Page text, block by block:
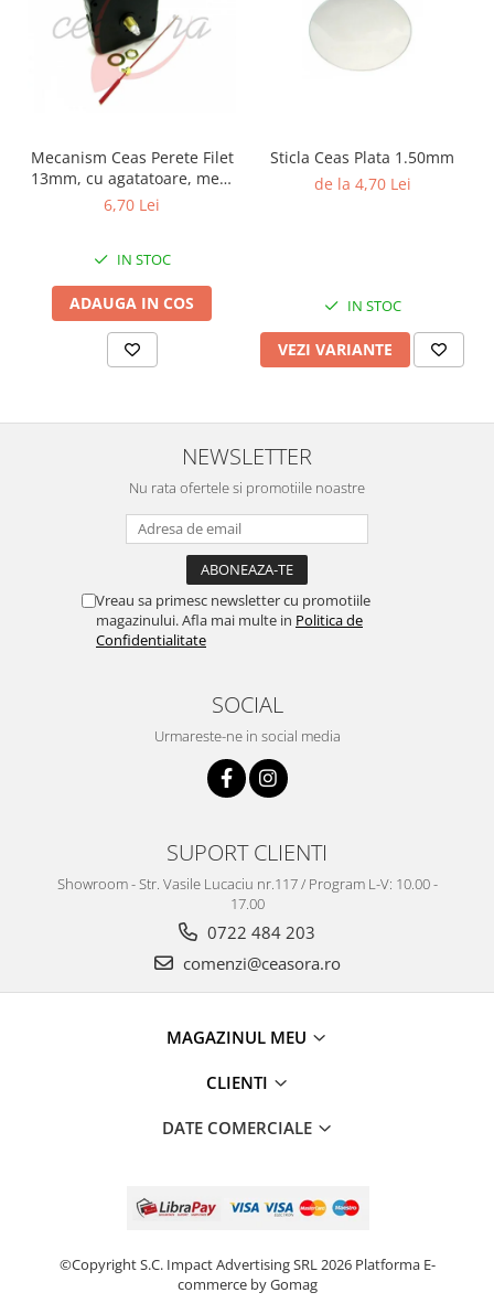
Mecanism Ceas Perete Filet
13mm, cu agatatoare, mers
continuu, repere incluse
6,70 Lei
IN STOC
ADAUGA IN COS
Sticla Ceas Plata 1.50mm
de la 4,70 Lei
IN STOC
VEZI VARIANTE
NEWSLETTER
Nu rata ofertele si promotiile noastre
Vreau sa primesc newsletter cu promotiile
magazinului. Afla mai multe in Politica de
Confidentialitate
SOCIAL
Urmareste-ne in social media
SUPORT CLIENTI
Showroom - Str. Vasile Lucaciu nr.117 / Program L-V: 10.00 -
17.00
0722 484 203
comenzi@ceasora.ro
MAGAZINUL MEU
CLIENTI
DATE COMERCIALE
©Copyright S.C. Impact Advertising SRL 2026 Platforma E-
commerce by Gomag